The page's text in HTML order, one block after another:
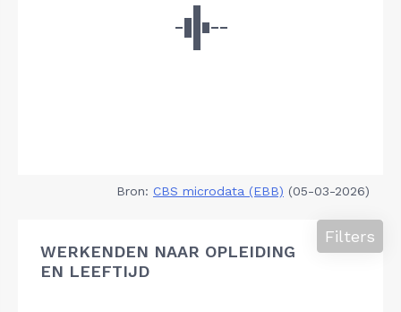
Bron: CBS microdata (EBB) (05-03-2026)
WERKENDEN NAAR OPLEIDING
EN LEEFTIJD
Filters